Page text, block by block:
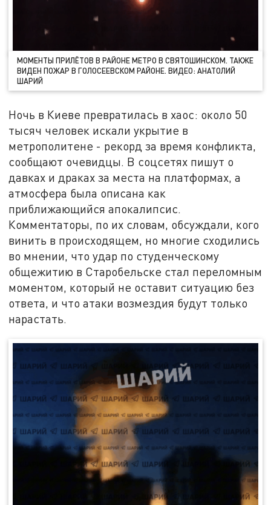
МОМЕНТЫ ПРИЛЁТОВ В РАЙОНЕ МЕТРО В СВЯТОШИНСКОМ. ТАКЖЕ
ВИДЕН ПОЖАР В ГОЛОСЕЕВСКОМ РАЙОНЕ. ВИДЕО: АНАТОЛИЙ
ШАРИЙ
Ночь в Киеве превратилась в хаос: около 50
тысяч человек искали укрытие в
метрополитене - рекорд за время конфликта,
сообщают очевидцы. В соцсетях пишут о
давках и драках за места на платформах, а
атмосфера была описана как
приближающийся апокалипсис.
Комментаторы, по их словам, обсуждали, кого
винить в происходящем, но многие сходились
во мнении, что удар по студенческому
общежитию в Старобельске стал переломным
моментом, который не оставит ситуацию без
ответа, и что атаки возмездия будут только
нарастать.